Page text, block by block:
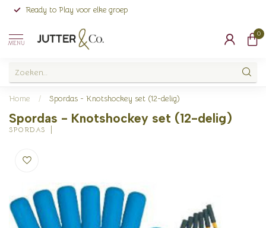
Ready to Play voor elke groep
MENU
0
Home / Spordas - Knotshockey set (12-delig)
Spordas - Knotshockey set (12-delig)
SPORDAS